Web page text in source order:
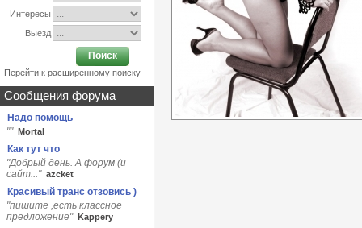
Интересы
Выезд
Поиск
Перейти к расширенному поиску
Сообщения форума
Надо помощь
"" Мortаl
Как тут что
"Добрый день. А форум (и
сайт..." azcket
Красивый транс отзовись )
"пишите ,есть классное
предложение" Kappery